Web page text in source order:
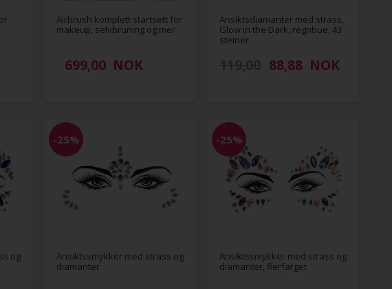
Airbrush komplett startsett for
makeup, selvbruning og mer
699,00 NOK
Ansiktsdiamanter med strass,
Glow in the Dark, regnbue, 43
steiner
88,88 NOK
og
-25%
Ansiktssmykker med strass og
diamanter
-25%
Ansiktssmykker med strass og
diamanter, flerfarget